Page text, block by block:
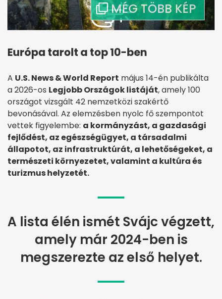
Európa tarolt a top 10-ben
A U.S. News & World Report május 14-én publikálta
a 2026-os Legjobb Országok listáját, amely 100
országot vizsgált 42 nemzetközi szakértő
bevonásával. Az elemzésben nyolc fő szempontot
vettek figyelembe: a kormányzást, a gazdasági
fejlődést, az egészségügyet, a társadalmi
állapotot, az infrastruktúrát, a lehetőségeket, a
természeti környezetet, valamint a kultúra és
turizmus helyzetét.
A lista élén ismét Svájc végzett,
amely már 2024-ben is
megszerezte az első helyet.